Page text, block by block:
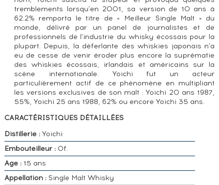
tremblements lorsqu'en 2001, sa version de 10 ans à
62.2% remporta le titre de « Meilleur Single Malt » du
monde, délivré par un panel de journalistes et de
professionnels de l'industrie du whisky écossais pour la
plupart. Depuis, la déferlante des whiskies japonais n'a
eu de cesse de venir éroder plus encore la suprématie
des whiskies écossais, irlandais et américains sur la
scène internationale. Yoichi fut un acteur
particulièrement actif de ce phénomène en multipliant
les versions exclusives de son malt : Yoichi 20 ans 1987,
55%, Yoichi 25 ans 1988, 62% ou encore Yoichi 35 ans.
CARACTÉRISTIQUES DÉTAILLÉES
Distillerie :Yoichi
Embouteilleur :Of.
Age :15 ans
Appellation :Single Malt Whisky